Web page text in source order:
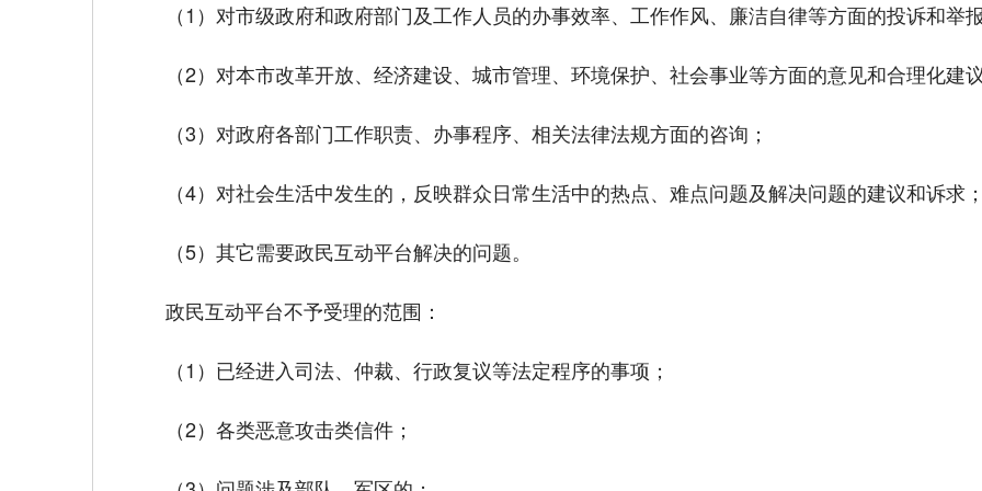
（1）对市级政府和政府部门及工作人员的办事效率、工作作风、廉洁自律等方面的投诉和举
（2）对本市改革开放、经济建设、城市管理、环境保护、社会事业等方面的意见和合理化建
（3）对政府各部门工作职责、办事程序、相关法律法规方面的咨询；
（4）对社会生活中发生的，反映群众日常生活中的热点、难点问题及解决问题的建议和诉求；
（5）其它需要政民互动平台解决的问题。
政民互动平台不予受理的范围：
（1）已经进入司法、仲裁、行政复议等法定程序的事项；
（2）各类恶意攻击类信件；